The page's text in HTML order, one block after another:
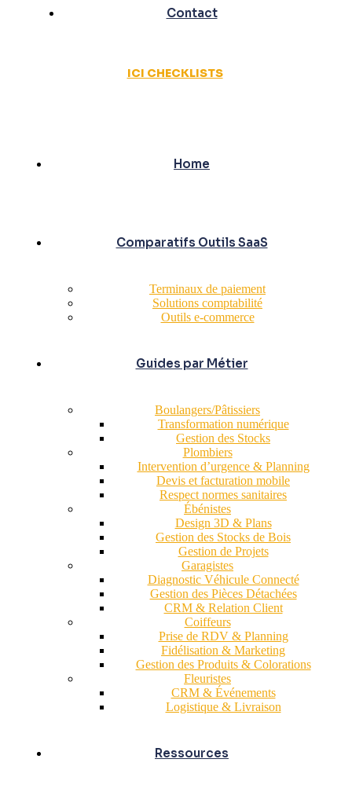
Contact
ICI CHECKLISTS
Home
Comparatifs Outils SaaS
Terminaux de paiement
Solutions comptabilité
Outils e-commerce
Guides par Métier
Boulangers/Pâtissiers
Transformation numérique
Gestion des Stocks
Plombiers
Intervention d’urgence & Planning
Devis et facturation mobile
Respect normes sanitaires
Ébénistes
Design 3D & Plans
Gestion des Stocks de Bois
Gestion de Projets
Garagistes
Diagnostic Véhicule Connecté
Gestion des Pièces Détachées
CRM & Relation Client
Coiffeurs
Prise de RDV & Planning
Fidélisation & Marketing
Gestion des Produits & Colorations
Fleuristes
CRM & Événements
Logistique & Livraison
Ressources